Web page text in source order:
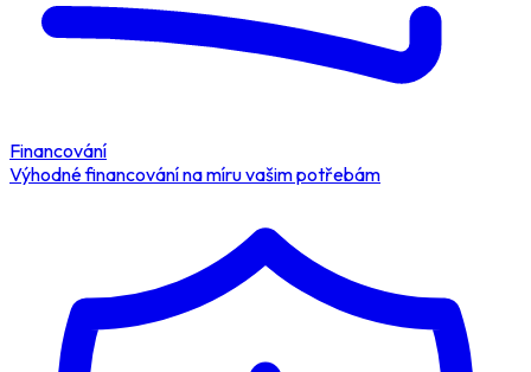
Financování
Výhodné financování na míru vašim potřebám